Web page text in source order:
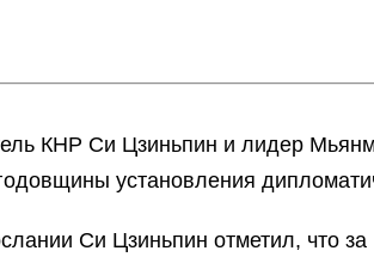
КНР Си Цзиньпин и лидер
установления
Си Цзиньпин отметил, что